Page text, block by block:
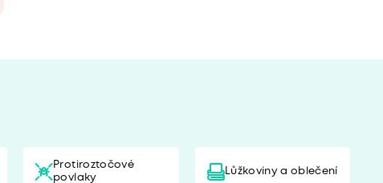
Protiroztočové
povlaky
Lůžkoviny a oblečení